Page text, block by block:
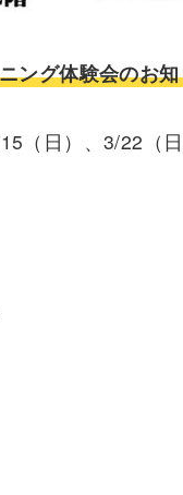
ング体験会のお
（日）、3/22（